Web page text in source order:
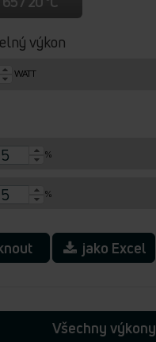
výkon
WATT
%
%
jako Excel
Všechny výkony